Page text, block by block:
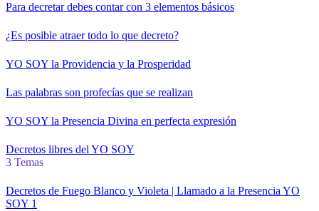
Para decretar debes contar con 3 elementos básicos
¿Es posible atraer todo lo que decreto?
YO SOY la Providencia y la Prosperidad
Las palabras son profecías que se realizan
YO SOY la Presencia Divina en perfecta expresión
Decretos libres del YO SOY
3 Temas
Decretos de Fuego Blanco y Violeta | Llamado a la Presencia YO
SOY 1